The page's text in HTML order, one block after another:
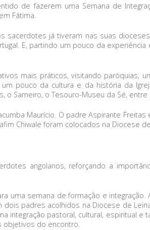
de fazerem uma Semana de
Fátima.
sacerdotes já tiveram nas suas
E, partindo um pouco da
mais práticos, visitando paróquias,
pouco da cultura e da história da
Sameiro, o Tesouro-Museu da Sé, entre
Maurício. O padre Aspirante
Chiwale foram colocados na Diocese
angolanos, reforçando a
uma semana de formação e
padres acolhidos na Diocese de
pastoral, cultural, espiritual
objetivos do encontro.